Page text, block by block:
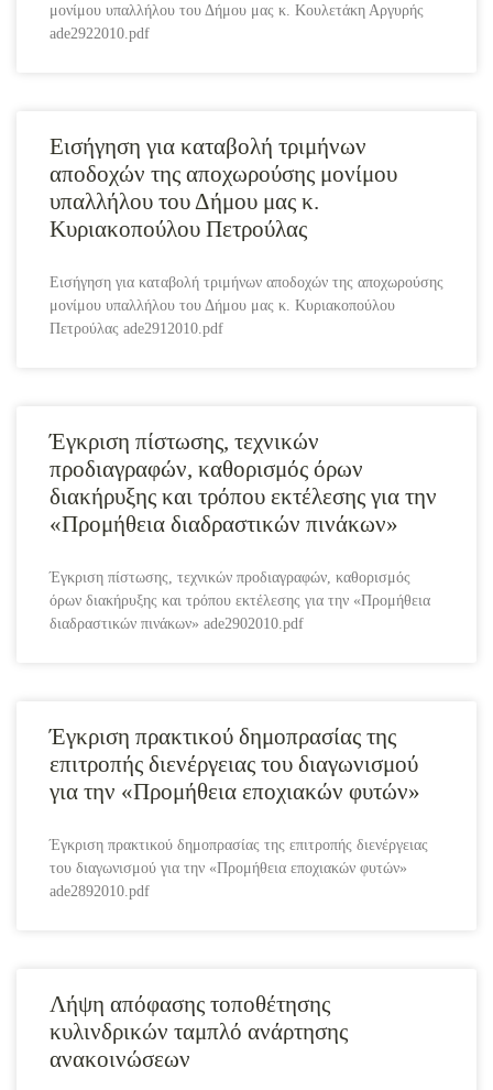
μονίμου υπαλλήλου του Δήμου μας κ. Κουλετάκη Αργυρής
ade2922010.pdf
Εισήγηση για καταβολή τριμήνων
αποδοχών της αποχωρούσης μονίμου
υπαλλήλου του Δήμου μας κ.
Κυριακοπούλου Πετρούλας
Εισήγηση για καταβολή τριμήνων αποδοχών της αποχωρούσης
μονίμου υπαλλήλου του Δήμου μας κ. Κυριακοπούλου
Πετρούλας ade2912010.pdf
Έγκριση πίστωσης, τεχνικών
προδιαγραφών, καθορισμός όρων
διακήρυξης και τρόπου εκτέλεσης για την
«Προμήθεια διαδραστικών πινάκων»
Έγκριση πίστωσης, τεχνικών προδιαγραφών, καθορισμός
όρων διακήρυξης και τρόπου εκτέλεσης για την «Προμήθεια
διαδραστικών πινάκων» ade2902010.pdf
Έγκριση πρακτικού δημοπρασίας της
επιτροπής διενέργειας του διαγωνισμού
για την «Προμήθεια εποχιακών φυτών»
Έγκριση πρακτικού δημοπρασίας της επιτροπής διενέργειας
του διαγωνισμού για την «Προμήθεια εποχιακών φυτών»
ade2892010.pdf
Λήψη απόφασης τοποθέτησης
κυλινδρικών ταμπλό ανάρτησης
ανακοινώσεων